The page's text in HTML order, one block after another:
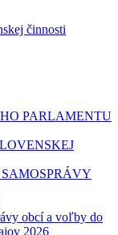
činnosti
PARLAMENTU
obcí a voľby do
2026